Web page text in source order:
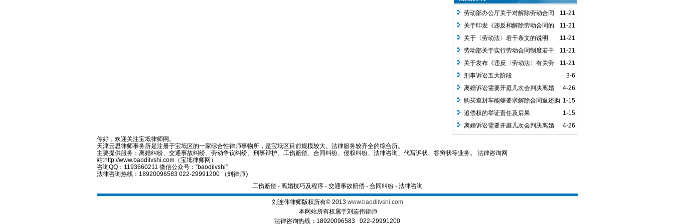
11-21
劳动部办公厅关于对解除劳动合同
经济补偿问题的复函
11-21
关于印发《违反和解除劳动合同的
经济补偿办法》的通知
11-21
关于〈劳动法〉若干条文的说明
11-21
劳动部关于实行劳动合同制度若干
问题的通知
11-21
关于发布《违反〈劳动法〉有关劳
动合同规定的赔偿办法》的通知
3-6
刑事诉讼五大阶段
4-26
离婚诉讼需要开庭几次会判决离婚
1-15
购买查封车能够要求解除合同返还购
车款？
1-15
追偿权的举证责任及后果
4-26
离婚诉讼需要开庭几次会判决离婚
你好，欢迎关注宝坻律师网。
天津云思律师事务所是注册于宝坻区的一家综合性律师事物所，是宝坻区目前规模较大、法律服务较齐全的综合所。
主要提供服务：离婚纠纷、交通事故纠纷、劳动争议纠纷、刑事辩护、工伤赔偿、合同纠纷、侵权纠纷、法律咨询、代写诉状、答辩状等业务。 法律咨询网
站:http://www.baodilvshi.com（宝坻律师网）
咨询QQ：1193660211 微信公众号：“baodilvshi”
法律咨询热线：18920096583 022-29991200 （刘律师）
工伤赔偿- 离婚技巧及程序- 交通事故赔偿- 合同纠纷- 法律咨询
刘连伟律师版权所有© 2013 www.baodilvshi.com
本网站所有权属于刘连伟律师
法律咨询热线：18920096583 022-29991200